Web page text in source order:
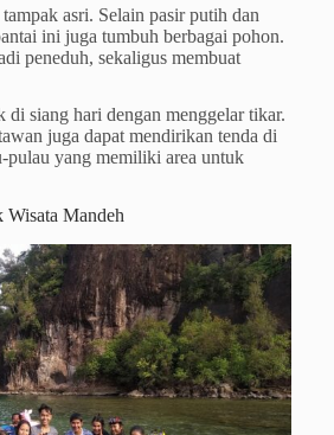
asri. Selain pasir putih dan
ini juga tumbuh berbagai pohon.
peneduh, sekaligus membuat
di siang hari dengan menggelar tikar.
juga dapat mendirikan tenda di
pulau yang memiliki area untuk
Wisata Mandeh